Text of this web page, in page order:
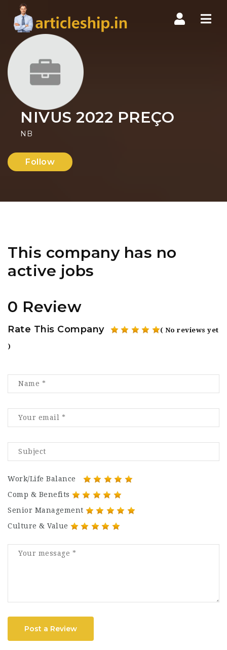
NIVUS 2022 PREÇO
NB
Follow
This company has no
active jobs
0 Review
Rate This Company ( No reviews yet
)
Work/Life Balance
Comp & Benefits
Senior Management
Culture & Value
Post a Review